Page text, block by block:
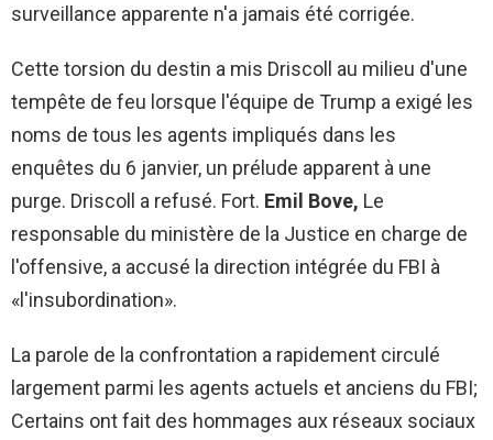
surveillance apparente n'a jamais été corrigée.
Cette torsion du destin a mis Driscoll au milieu d'une
tempête de feu lorsque l'équipe de Trump a exigé les
noms de tous les agents impliqués dans les
enquêtes du 6 janvier, un prélude apparent à une
purge. Driscoll a refusé. Fort. Emil Bove, Le
responsable du ministère de la Justice en charge de
l'offensive, a accusé la direction intégrée du FBI à
«l'insubordination».
La parole de la confrontation a rapidement circulé
largement parmi les agents actuels et anciens du FBI;
Certains ont fait des hommages aux réseaux sociaux